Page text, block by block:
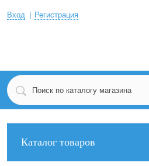
Вход Регистрация
Каталог товаров